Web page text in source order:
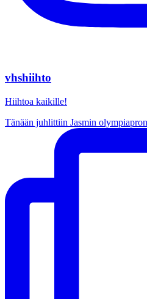
vhshiihto
Hiihtoa kaikille!
Tänään juhlittiin Jasmin